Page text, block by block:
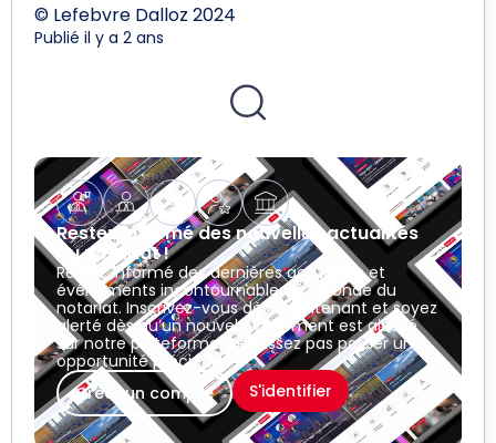
© Lefebvre Dalloz 2024
Publié il y a 2 ans
Restez informé des nouvelles actualités
du notariat !
Restez informé des dernières actualités et
événements incontournables du monde du
notariat. Inscrivez-vous dès maintenant et soyez
alerté dès qu’un nouvel événement est ajouté
sur notre plateforme. Ne laissez pas passer une
opportunité précieuse !
Créer un compte
S'identifier